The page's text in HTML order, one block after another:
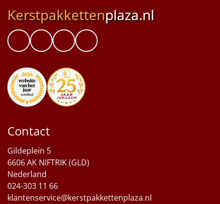
Kerstpakkettenplaza.nl
Contact
Gildeplein 5
6606 AK NIFTRIK (GLD)
Nederland
024-303 11 66
klantenservice@kerstpakkettenplaza.nl